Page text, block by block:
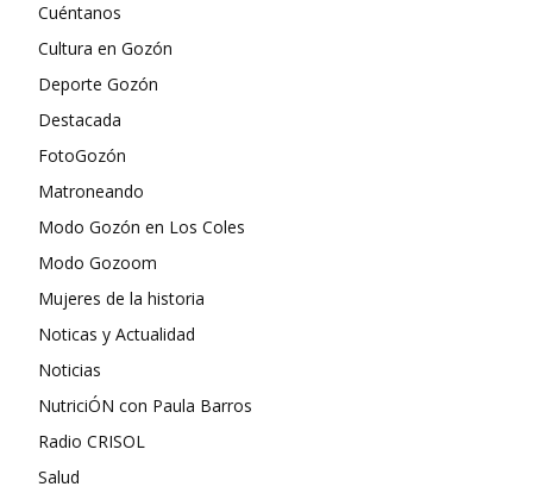
Cuéntanos
Cultura en Gozón
Deporte Gozón
Destacada
FotoGozón
Matroneando
Modo Gozón en Los Coles
Modo Gozoom
Mujeres de la historia
Noticas y Actualidad
Noticias
NutriciÓN con Paula Barros
Radio CRISOL
Salud